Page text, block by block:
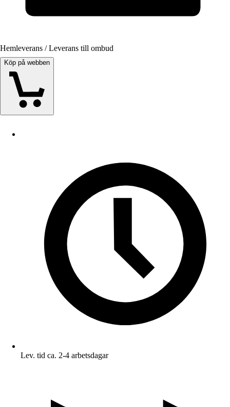
Hemleverans / Leverans till ombud
Köp på webben
Lev. tid ca. 2-4 arbetsdagar